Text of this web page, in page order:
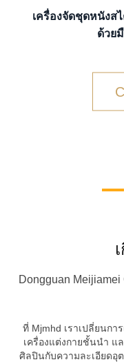
เครื่องจัดชุดหนังส
ด้วย
Dongguan
ที่ Mjmhd เราเปลี่ยนกา
เครื่องแต่งกายชั้นนํา แ
ศิลปินกับความละเอียดอุ